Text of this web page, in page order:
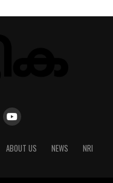
ABOUT US NEWS NRI